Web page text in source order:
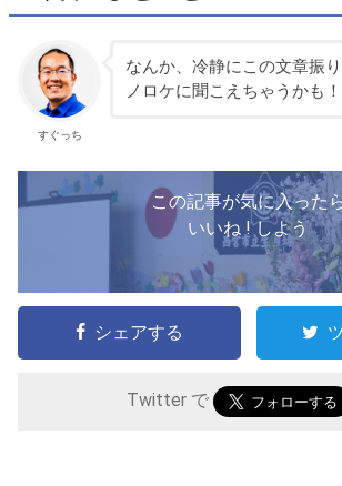
すぐっち
なんか、冷静にこの文章振
ノロケに聞こえちゃうかも！
この記事が気に入った
いいね ! しよう
シェアする
Twitter で